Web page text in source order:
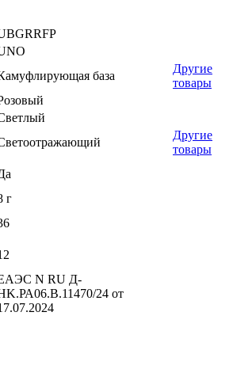
база
Другие
товары
Другие
товары
г
N RU Д-
24 от